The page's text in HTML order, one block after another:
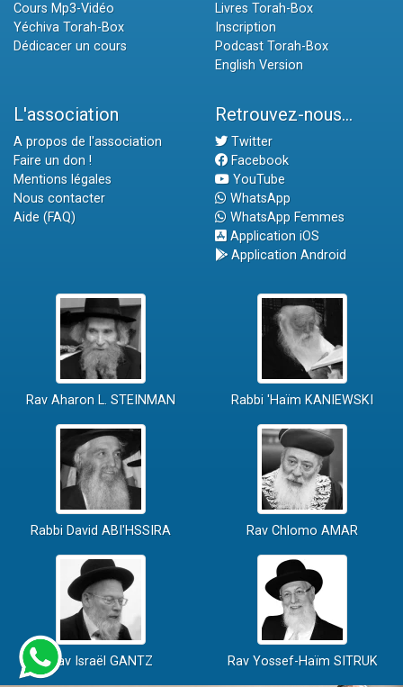
Cours Mp3-Vidéo
Yéchiva Torah-Box
Dédicacer un cours
Livres Torah-Box
Inscription
Podcast Torah-Box
English Version
L'association
A propos de l'association
Faire un don !
Mentions légales
Nous contacter
Aide (FAQ)
Retrouvez-nous...
Twitter
Facebook
YouTube
WhatsApp
WhatsApp Femmes
Application iOS
Application Android
Rav Aharon L. STEINMAN Rabbi 'Haïm KANIEWSKI
Rabbi David ABI'HSSIRA Rav Chlomo AMAR
Rav Israël GANTZ Rav Yossef-Haïm SITRUK